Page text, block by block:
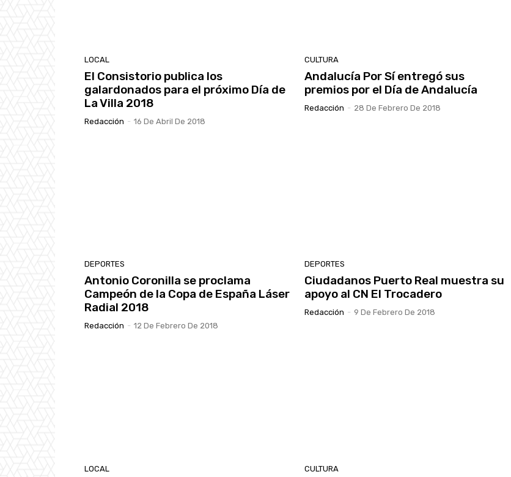
LOCAL
El Consistorio publica los
galardonados para el próximo Día de
La Villa 2018
Redacción - 16 De Abril De 2018
CULTURA
Andalucía Por Sí entregó sus
premios por el Día de Andalucía
Redacción - 28 De Febrero De 2018
DEPORTES
Antonio Coronilla se proclama
Campeón de la Copa de España Láser
Radial 2018
Redacción - 12 De Febrero De 2018
DEPORTES
Ciudadanos Puerto Real muestra su
apoyo al CN El Trocadero
Redacción - 9 De Febrero De 2018
LOCAL CULTURA